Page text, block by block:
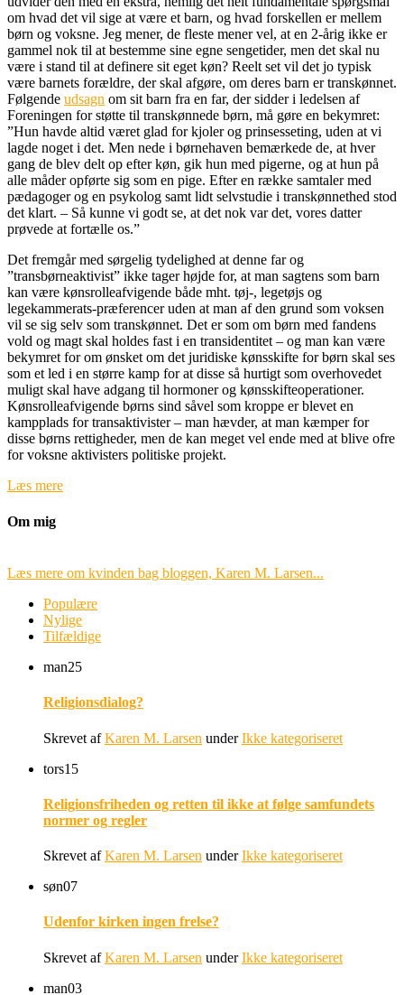
om hvad det vil sige at være et barn, og hvad forskellen er mellem
børn og voksne. Jeg mener, de fleste mener vel, at en 2-årig ikke er
gammel nok til at bestemme sine egne sengetider, men det skal nu
være i stand til at definere sit eget køn? Reelt set vil det jo typisk
være barnets forældre, der skal afgøre, om deres barn er transkønnet.
Følgende udsagn om sit barn fra en far, der sidder i ledelsen af
Foreningen for støtte til transkønnede børn, må gøre en bekymret:
”Hun havde altid været glad for kjoler og prinsesseting, uden at vi
lagde noget i det. Men nede i børnehaven bemærkede de, at hver
gang de blev delt op efter køn, gik hun med pigerne, og at hun på
alle måder opførte sig som en pige. Efter en række samtaler med
pædagoger og en psykolog samt lidt selvstudie i transkønnethed stod
det klart. – Så kunne vi godt se, at det nok var det, vores datter
prøvede at fortælle os.”
Det fremgår med sørgelig tydelighed at denne far og
”transbørneaktivist” ikke tager højde for, at man sagtens som barn
kan være kønsrolleafvigende både mht. tøj-, legetøjs og
legekammerats-præferencer uden at man af den grund som voksen
vil se sig selv som transkønnet. Det er som om børn med fandens
vold og magt skal holdes fast i en transidentitet – og man kan være
bekymret for om ønsket om det juridiske kønsskifte for børn skal ses
som et led i en større kamp for at disse så hurtigt som overhovedet
muligt skal have adgang til hormoner og kønsskifteoperationer.
Kønsrolleafvigende børns sind såvel som kroppe er blevet en
kampplads for transaktivister – man hævder, at man kæmper for
disse børns rettigheder, men de kan meget vel ende med at blive ofre
for voksne aktivisters politiske projekt.
Læs mere
Om mig
Læs mere om kvinden bag bloggen, Karen M. Larsen...
Populære
Nylige
Tilfældige
man25
Religionsdialog?
Skrevet afKaren M. Larsen underIkke kategoriseret
tors15
Religionsfriheden og retten til ikke at følge samfundets
normer og regler
Skrevet afKaren M. Larsen underIkke kategoriseret
søn07
Udenfor kirken ingen frelse?
Skrevet afKaren M. Larsen underIkke kategoriseret
man03